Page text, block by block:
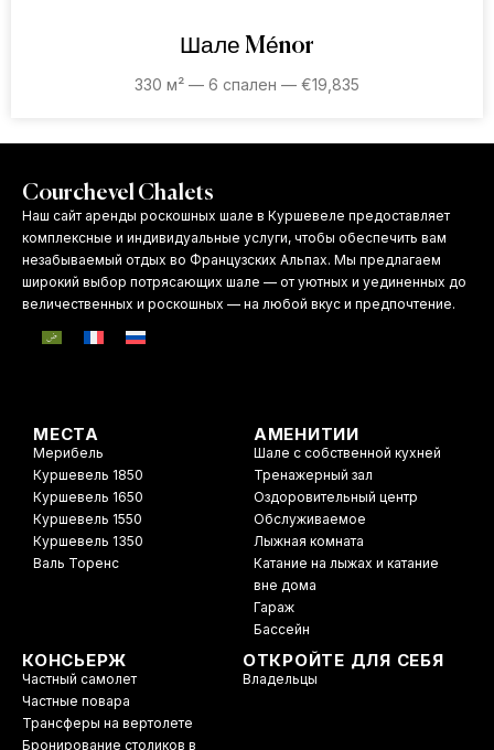
Шале Ménor
330 м² — 6 спален — €19,835
Courchevel Chalets
Наш сайт аренды роскошных шале в Куршевеле предоставляет
комплексные и индивидуальные услуги, чтобы обеспечить вам
незабываемый отдых во Французских Альпах. Мы предлагаем
широкий выбор потрясающих шале — от уютных и уединенных до
величественных и роскошных — на любой вкус и предпочтение.
МЕСТА
Мерибель
Куршевель 1850
Куршевель 1650
Куршевель 1550
Куршевель 1350
Валь Торенс
АМЕНИТИИ
Шале с собственной кухней
Тренажерный зал
Оздоровительный центр
Обслуживаемое
Лыжная комната
Катание на лыжах и катание
вне дома
Гараж
Бассейн
КОНСЬЕРЖ
Частный самолет
Частные повара
Трансферы на вертолете
Бронирование столиков в
ОТКРОЙТЕ ДЛЯ СЕБЯ
Владельцы